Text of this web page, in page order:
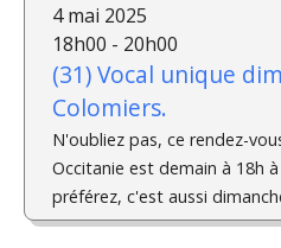
4 mai 2025
18h00 - 20h00
(31) Vocal unique
Colomiers.
N'oubliez pas, ce rendez-
Occitanie est demain à 18h
préférez, c'est aussi